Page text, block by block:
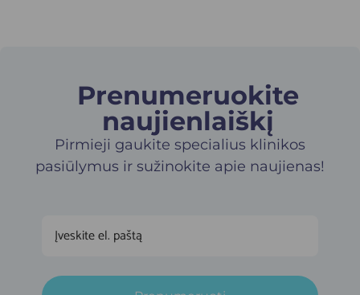
Prenumeruokite
naujienlaiškį​
Pirmieji gaukite specialius klinikos
pasiūlymus ir sužinokite apie naujienas!